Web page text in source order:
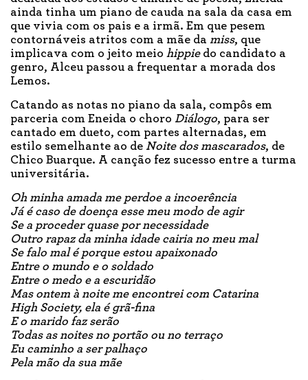
ainda tinha um piano de cauda na sala da casa em
que vivia com os pais e a irmã. Em que pesem
contornáveis atritos com a mãe da miss, que
implicava com o jeito meio hippiedo candidato a
genro, Alceu passou a frequentar a morada dos
Lemos.
Catando as notas no piano da sala, compôs em
parceria com Eneida o choro Diálogo, para ser
cantado em dueto, com partes alternadas, em
estilo semelhante ao de Noite dos mascarados, de
Chico Buarque. A canção fez sucesso entre a turma
universitária.
Oh minha amada me perdoe a incoerência
Já é caso de doença esse meu modo de agir
Se a proceder quase por necessidade
Outro rapaz da minha idade cairia no meu mal
Se falo mal é porque estou apaixonado
Entre o mundo e o soldado
Entre o medo e a escuridão
Mas ontem à noite me encontrei com Catarina
High Society, ela é grã-fina
E o marido faz serão
Todas as noites no portão ou no terraço
Eu caminho a ser palhaço
Pela mão da sua mãe